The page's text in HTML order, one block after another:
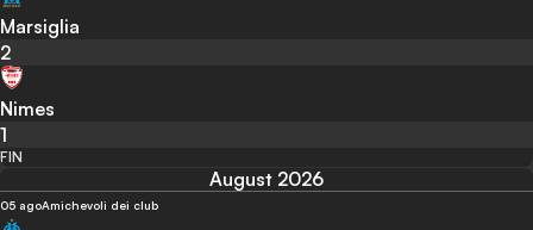
Marsiglia
2
Nimes
1
FIN
August 2026
05 agoAmichevoli dei club